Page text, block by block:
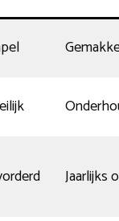
Jaarlijks